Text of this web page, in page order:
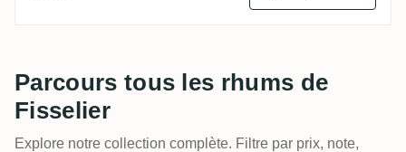
Parcours tous les rhums de
Fisselier
Explore notre collection complète. Filtre par prix, note,